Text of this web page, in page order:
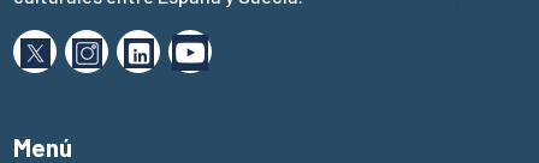
Menú